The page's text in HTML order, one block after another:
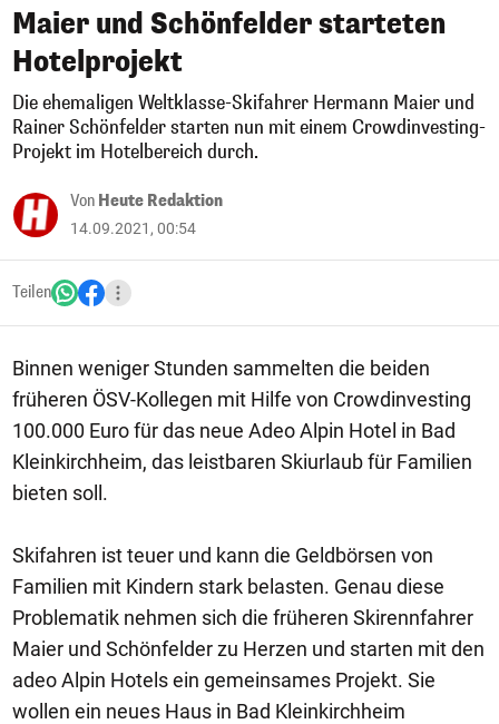
Maier und Schönfelder starteten
Hotelprojekt
Die ehemaligen Weltklasse-Skifahrer Hermann Maier und
Rainer Schönfelder starten nun mit einem Crowdinvesting-
Projekt im Hotelbereich durch.
Von Heute Redaktion
14.09.2021, 00:54
Teilen
Binnen weniger Stunden sammelten die beiden
früheren ÖSV-Kollegen mit Hilfe von Crowdinvesting
100.000 Euro für das neue Adeo Alpin Hotel in Bad
Kleinkirchheim, das leistbaren Skiurlaub für Familien
bieten soll.
Skifahren ist teuer und kann die Geldbörsen von
Familien mit Kindern stark belasten. Genau diese
Problematik nehmen sich die früheren Skirennfahrer
Maier und Schönfelder zu Herzen und starten mit den
adeo Alpin Hotels ein gemeinsames Projekt. Sie
wollen ein neues Haus in Bad Kleinkirchheim